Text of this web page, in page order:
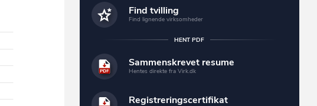
Find tvilling
Find lignende virksomheder
HENT PDF
Sammenskrevet resume
Hentes direkte fra Virk.dk
Registreringscertifikat